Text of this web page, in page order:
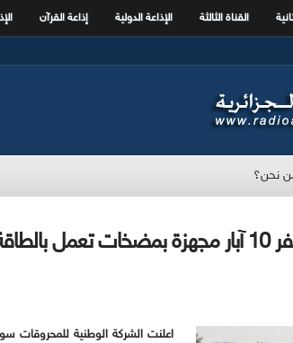
القناة الثالثة الإذاعة الدولية إذاعة القرآن
نحن؟
سوناطراك تساهم بحفر 10 آبار مجهزة بمضخات
اعلنت الشركة الوطنية للمحروقات